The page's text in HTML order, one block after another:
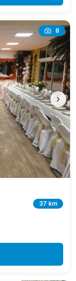
8
›
37 km